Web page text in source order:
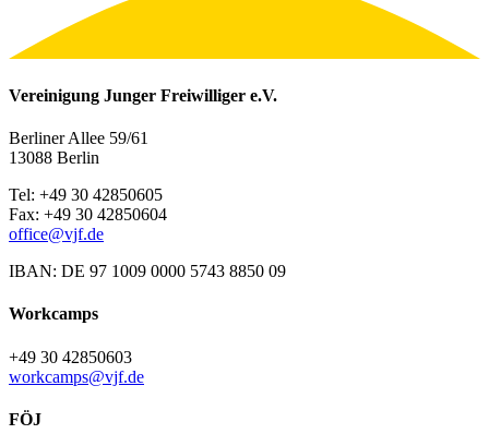
Vereinigung Junger Freiwilliger e.V.
Berliner Allee 59/61
13088 Berlin
Tel: +49 30 42850605
Fax: +49 30 42850604
office@vjf.de
IBAN: DE 97 1009 0000 5743 8850 09
Workcamps
+49 30 42850603
workcamps@vjf.de
FÖJ